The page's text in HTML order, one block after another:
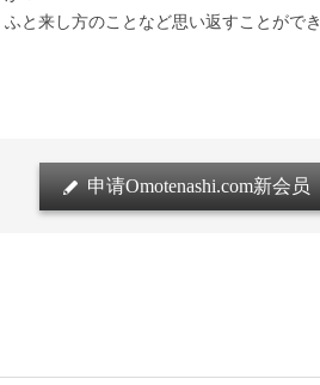
と来し方のことなど思い返すことができ
申请Omotenashi.com新会员